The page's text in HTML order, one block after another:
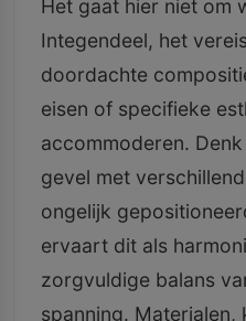
Het gaat hier niet om
Integendeel, het
doordachte
eisen of specifieke
accommoderen.
gevel met
ongelijk
ervaart dit als
zorgvuldige balans
spanning. Materialen,